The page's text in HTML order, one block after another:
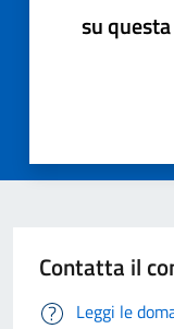
su
Contatta il
Leggi le